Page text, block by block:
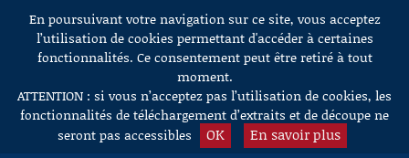
Aller au contenu
En poursuivant votre navigation sur ce site, vous acceptez
l’utilisation de cookies permettant d'accéder à certaines
fonctionnalités. Ce consentement peut être retiré à tout
moment.
ATTENTION : si vous n’acceptez pas l’utilisation de cookies, les
fonctionnalités de téléchargement d’extraits et de découpe ne
seront pas accessibles
OK En savoir plus